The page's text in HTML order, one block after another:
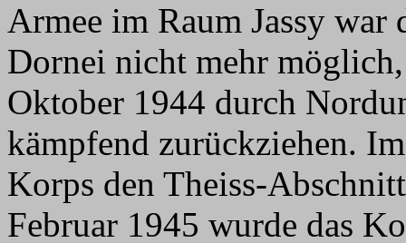
Armee im Raum Jassy war
Dornei nicht mehr
Oktober 1944 durch
kämpfend zurückziehen.
Korps den Theiss-
Februar 1945 wurde das